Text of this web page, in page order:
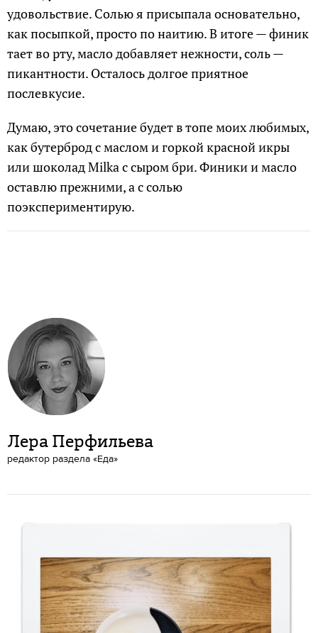
удовольствие. Солью я присыпала основательно,
как посыпкой, просто по наитию. В итоге — финик
тает во рту, масло добавляет нежности, соль —
пикантности. Осталось долгое приятное
послевкусие.
Думаю, это сочетание будет в топе моих любимых,
как бутерброд с маслом и горкой красной икры
или шоколад Milka с сыром бри. Финики и масло
оставлю прежними, а с солью
поэкспериментирую.
Лера Перфильева
редактор раздела «Еда»